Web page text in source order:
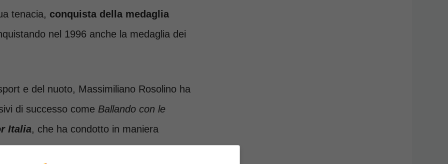
tenacia, conquista della medaglia
nel 1996 anche la medaglia dei
e del nuoto, Massimiliano Rosolino ha
di successo come Ballando con le
Italia, che ha condotto in maniera
e anche comeinviato per L’Isola dei